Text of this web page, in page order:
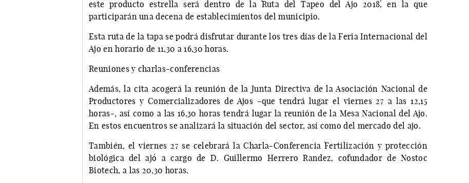
este producto estrella será dentro de la `Ruta del Tapeo del Ajo 2018´, en la que
participarán una decena de establecimientos del municipio.
Esta ruta de la tapa se podrá disfrutar durante los tres días de la Feria Internacional del
Ajo en horario de 11,30 a 16,30 horas.
Reuniones y charlas-conferencias
Además, la cita acogerá la reunión de la Junta Directiva de la Asociación Nacional de
Productores y Comercializadores de Ajos –que tendrá lugar el viernes 27 a las 12,15
horas-, así como a las 16,30 horas tendrá lugar la reunión de la Mesa Nacional del Ajo.
En estos encuentros se analizará la situación del sector, así como del mercado del ajo.
También, el viernes 27 se celebrará la Charla-Conferencia `Fertilización y protección
biológica del ajo´ a cargo de D. Guillermo Herrero Randez, cofundador de Nostoc
Biotech, a las 20,30 horas.